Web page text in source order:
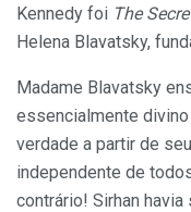
Kennedy foi The
Helena Blavatsky,
Madame Blavatsky
essencialmente
verdade a partir de
independente de
contrário! Sirhan